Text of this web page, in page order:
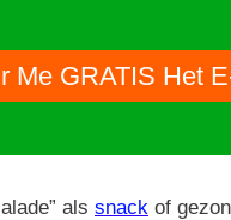
Me GRATIS Het
als snack of